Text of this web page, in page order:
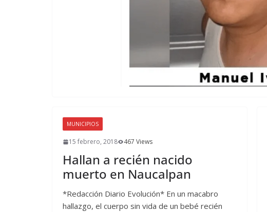
MUNICIPIOS
15 febrero, 2018 467 Views
Hallan a recién nacido
muerto en Naucalpan
*Redacción Diario Evolución* En un macabro
hallazgo, el cuerpo sin vida de un bebé recién